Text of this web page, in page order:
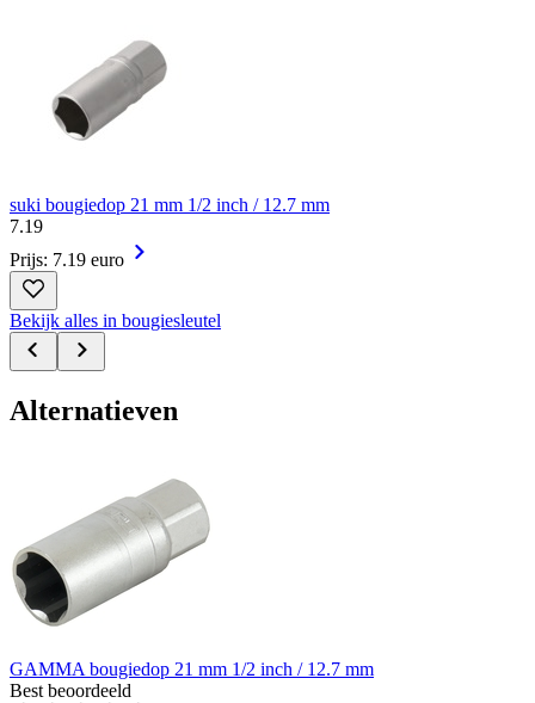
suki bougiedop 21 mm 1/2 inch / 12.7 mm
7.19
Prijs: 7.19 euro
Bekijk alles in bougiesleutel
Alternatieven
GAMMA bougiedop 21 mm 1/2 inch / 12.7 mm
Best beoordeeld